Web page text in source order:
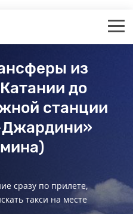
из
до
станции
сразу по прилете,
такси на месте